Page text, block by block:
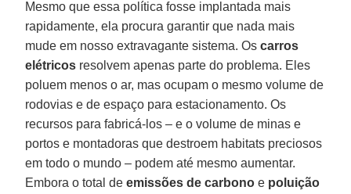
Mesmo que essa política fosse implantada mais
rapidamente, ela procura garantir que nada mais
mude em nosso extravagante sistema. Oscarros
elétricos resolvem apenas parte do problema. Eles
poluem menos o ar, mas ocupam o mesmo volume de
rodovias e de espaço para estacionamento. Os
recursos para fabricá-los – e o volume de minas e
portos e montadoras que destroem habitats preciosos
em todo o mundo – podem até mesmo aumentar.
Embora o total deemissões de carbono e poluição